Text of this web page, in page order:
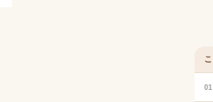
01